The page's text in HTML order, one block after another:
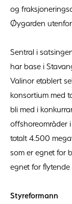
og
Øygarden utenfor
Sentral i
har base i
Valinor etablert
konsortium med
bli med i
offshoreområder
totalt 4.500
som er egnet for
egnet for
Styreformann